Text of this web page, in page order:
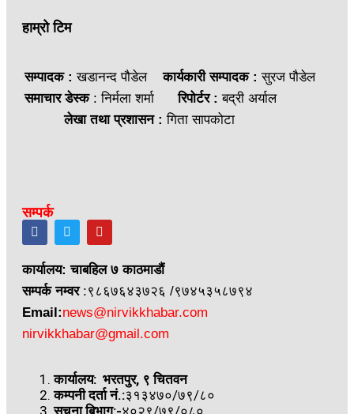
हाम्रो टिम
सम्पादक :खडानन्द पौडेलकार्यकारी सम्पादक : सुरज पौडेल
समाचार डेस्क: निर्मला शर्मारिपोर्टर : बद्री अर्याल
लेखा तथा प्रशासन : गिता सापकोटा
सम्पर्क
कार्यालय: चाबहिल ७ काठमाडौं
सम्पर्क नम्वर :९८६७६४३७२६ /९७४५३५८७९४
Email:news@nirvikkhabar.com
nirvikkhabar@gmail.com
कार्यालय: भरतपुर, ९ चितवन
कम्पनी दर्ता नं.:३१३४७०/७९/८०
सूचना बिभाग:-४०२९/७९/०८०